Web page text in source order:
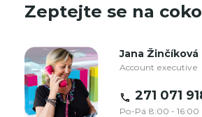
Zeptejte se na
Jana Žinčíková
Account executive
271 071
Po-Pá 8:00 - 16:00